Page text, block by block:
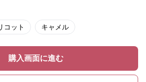
コット キャメル
購入画面に進む